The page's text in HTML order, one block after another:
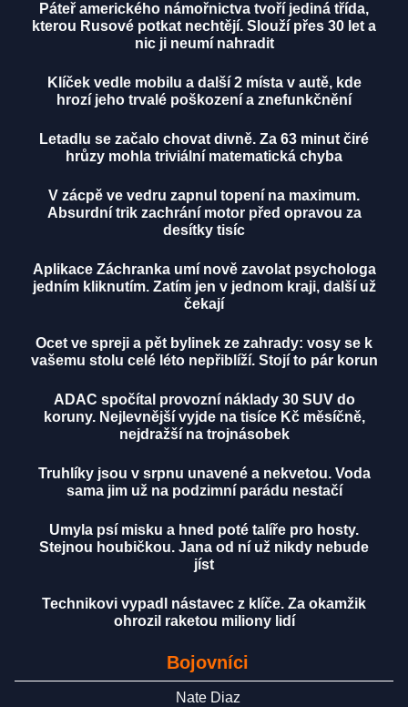
Páteř amerického námořnictva tvoří jediná třída,
kterou Rusové potkat nechtějí. Slouží přes 30 let a
nic ji neumí nahradit
Klíček vedle mobilu a další 2 místa v autě, kde
hrozí jeho trvalé poškození a znefunkčnění
Letadlu se začalo chovat divně. Za 63 minut čiré
hrůzy mohla triviální matematická chyba
V zácpě ve vedru zapnul topení na maximum.
Absurdní trik zachrání motor před opravou za
desítky tisíc
Aplikace Záchranka umí nově zavolat psychologa
jedním kliknutím. Zatím jen v jednom kraji, další už
čekají
Ocet ve spreji a pět bylinek ze zahrady: vosy se k
vašemu stolu celé léto nepřiblíží. Stojí to pár korun
ADAC spočítal provozní náklady 30 SUV do
koruny. Nejlevnější vyjde na tisíce Kč měsíčně,
nejdražší na trojnásobek
Truhlíky jsou v srpnu unavené a nekvetou. Voda
sama jim už na podzimní parádu nestačí
Umyla psí misku a hned poté talíře pro hosty.
Stejnou houbičkou. Jana od ní už nikdy nebude
jíst
Technikovi vypadl nástavec z klíče. Za okamžik
ohrozil raketou miliony lidí
Bojovníci
Nate Diaz